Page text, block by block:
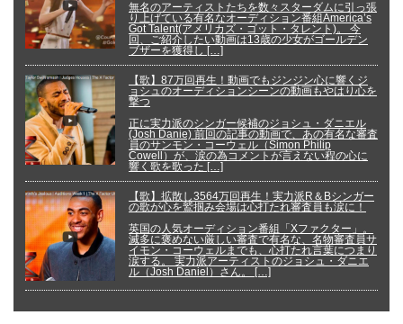
無名のアーティストたちを数々スターダムに引っ張
り上げている有名なオーディション番組America’s
Got Talent(アメリカズ・ゴット・タレント)。 今
回、ご紹介したい動画は13歳の少女がゴールデン
ブザーを獲得し […]
【歌】87万回再生！動画でもジンジン心に響くジ
ョシュのオーディションシーンの動画もやはり心を
撃つ
正に実力派のシンガー候補のジョシュ・ダニエル
(Josh Danie) 前回の記事の動画で、あの有名な審査
員のサンモン・コーウェル（Simon Philip
Cowell）が、涙の為コメントが言えない程の心に
響く歌を歌った […]
【歌】拡散し3564万回再生！実力派R＆Bシンガー
の歌が心を鷲掴み会場は心打たれ審査員も涙に！
英国の人気オーディション番組「Xファクター」。
滅多に褒めない厳しい審査で有名な、名物審査員サ
イモン・コーウェルまでも、心打たれ言葉につまり
涙する。 実力派アーティストのジョシュ・ダニエ
ル（Josh Daniel）さん。 […]